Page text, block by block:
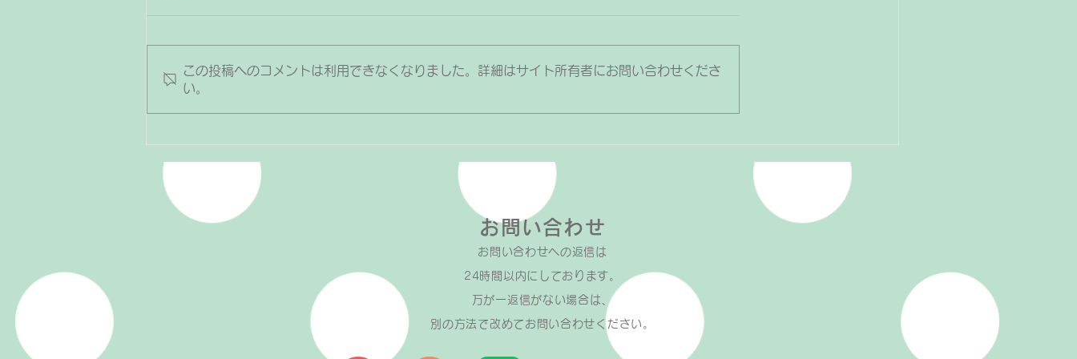
良い？
時や曲が合格した時、発表会やコ
「ご褒美やプレゼントをあげるべ
ゼントはうまく活用していただい
てOK」と考えています。そのた
め、教室ではこんな企画を取り入
れています↓↓ おうちでのワー
クの宿題ができたらシールが貼れ
だけシールが貼れる
この投稿へのコメントは利用できなくなりました。詳細はサイト所有者にお問い合わせくださ
い。
お問い合わせ
お問い合わせへの返信は​
24時間以内にしております。
万が一返信がない場合は、
​別の方法で改めてお問い合わせください。